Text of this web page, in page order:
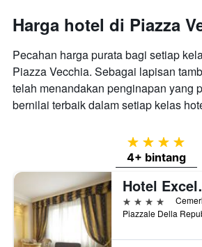
Harga hotel di Piazza
Pecahan harga purata bagi setiap
Piazza Vecchia. Sebagai lapisan
telah menandakan penginapan yang
bernilai terbaik dalam setiap kelas
4 bintang
4+ bintang
4 bintang